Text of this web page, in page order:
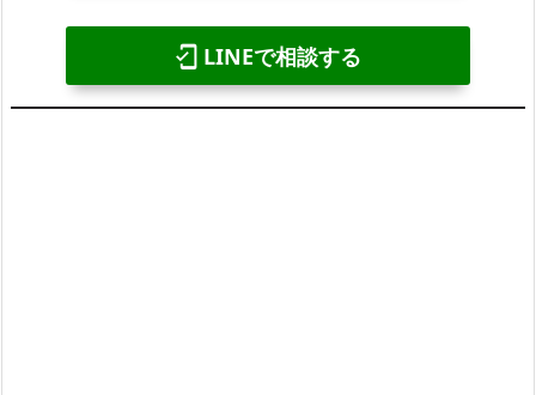
mobile_friendly LINEで相談する